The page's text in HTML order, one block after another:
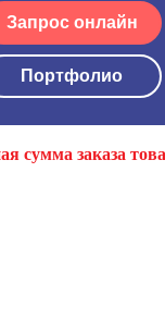
Запрос онлайн
Портфолио
сумма заказа